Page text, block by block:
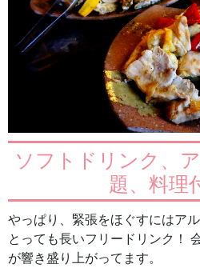
ソフトドリンク、
題、料理
やっぱり、緊張をほぐすにはア
とっても長いフリードリンク！
が響き盛り上がってます。